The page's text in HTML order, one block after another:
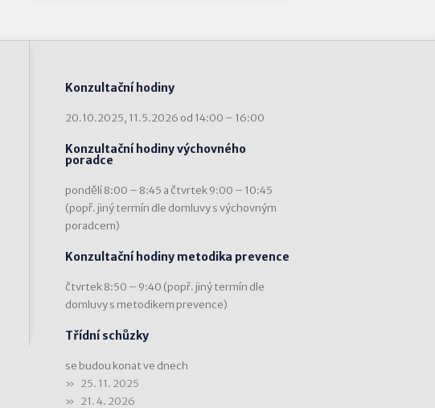
Konzultační hodiny
20.10.2025, 11.5.2026 od 14:00 – 16:00
Konzultační hodiny výchovného
poradce
pondělí 8:00 – 8:45 a čtvrtek 9:00 – 10:45
(popř. jiný termín dle domluvy s výchovným
poradcem)
Konzultační hodiny metodika prevence
čtvrtek 8:50 – 9:40 (popř. jiný termín dle
domluvy s metodikem prevence)
Třídní schůzky
se budou konat ve dnech
25. 11. 2025
21. 4. 2026